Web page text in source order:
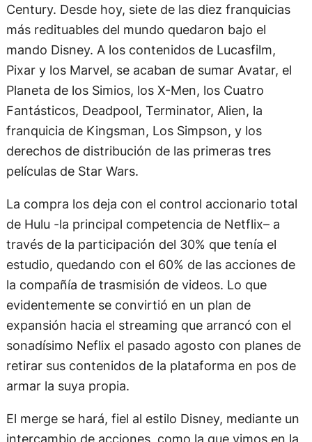
Century. Desde hoy, siete de las diez franquicias
más redituables del mundo quedaron bajo el
mando Disney. A los contenidos de Lucasfilm,
Pixar y los Marvel, se acaban de sumar Avatar, el
Planeta de los Simios, los X-Men, los Cuatro
Fantásticos, Deadpool, Terminator, Alien, la
franquicia de Kingsman, Los Simpson, y los
derechos de distribución de las primeras tres
películas de Star Wars.
La compra los deja con el control accionario total
de Hulu -la principal competencia de Netflix– a
través de la participación del 30% que tenía el
estudio, quedando con el 60% de las acciones de
la compañía de trasmisión de videos. Lo que
evidentemente se convirtió en un plan de
expansión hacia el streaming que arrancó con el
sonadísimo Neflix el pasado agosto con planes de
retirar sus contenidos de la plataforma en pos de
armar la suya propia.
El merge se hará, fiel al estilo Disney, mediante un
intercambio de acciones, como la que vimos en la